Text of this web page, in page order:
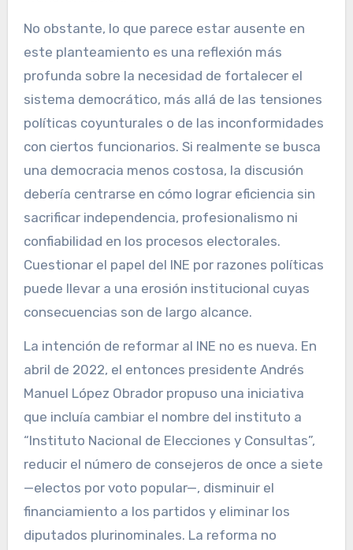
No obstante, lo que parece estar ausente en
este planteamiento es una reflexión más
profunda sobre la necesidad de fortalecer el
sistema democrático, más allá de las tensiones
políticas coyunturales o de las inconformidades
con ciertos funcionarios. Si realmente se busca
una democracia menos costosa, la discusión
debería centrarse en cómo lograr eficiencia sin
sacrificar independencia, profesionalismo ni
confiabilidad en los procesos electorales.
Cuestionar el papel del INE por razones políticas
puede llevar a una erosión institucional cuyas
consecuencias son de largo alcance.
La intención de reformar al INE no es nueva. En
abril de 2022, el entonces presidente Andrés
Manuel López Obrador propuso una iniciativa
que incluía cambiar el nombre del instituto a
“Instituto Nacional de Elecciones y Consultas”,
reducir el número de consejeros de once a siete
—electos por voto popular—, disminuir el
financiamiento a los partidos y eliminar los
diputados plurinominales. La reforma no